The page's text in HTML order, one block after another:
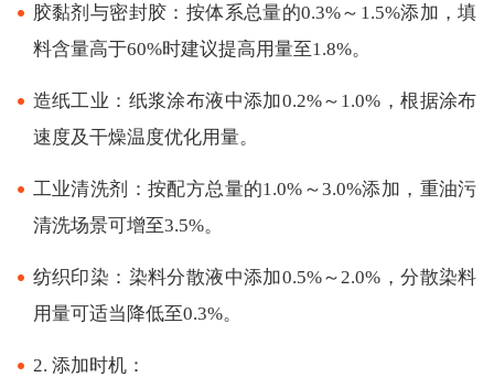
胶黏剂与密封胶：按体系总量的0.3%～1.5%添加，填
料含量高于60%时建议提高用量至1.8%。
造纸工业：纸浆涂布液中添加0.2%～1.0%，根据涂布
速度及干燥温度优化用量。
工业清洗剂：按配方总量的1.0%～3.0%添加，重油污
清洗场景可增至3.5%。
纺织印染：染料分散液中添加0.5%～2.0%，分散染料
用量可适当降低至0.3%。
2. 添加时机：